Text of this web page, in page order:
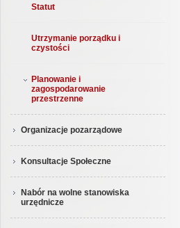
Statut
Utrzymanie porządku i
czystości
Planowanie i
zagospodarowanie
przestrzenne
Organizacje pozarządowe
Konsultacje Społeczne
Nabór na wolne stanowiska
urzędnicze